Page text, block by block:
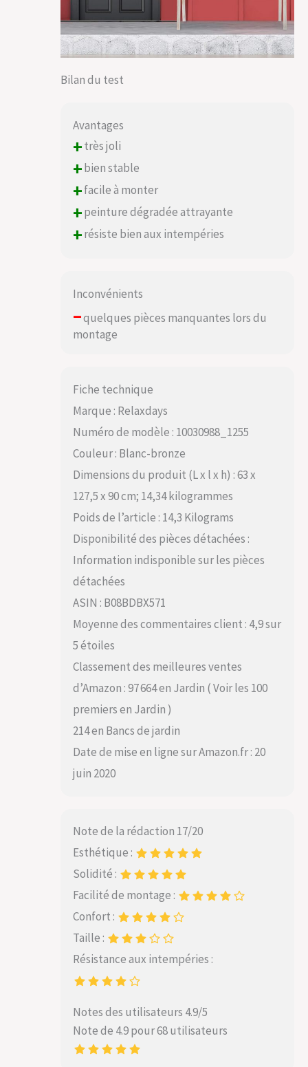
Bilan du test
Avantages
+très joli
+bien stable
+facile à monter
+peinture dégradée attrayante
+résiste bien aux intempéries
Inconvénients
–quelques pièces manquantes lors du
montage
Fiche technique
Marque : Relaxdays
Numéro de modèle : 10030988_1255
Couleur : Blanc-bronze
Dimensions du produit (L x l x h) : 63 x
127,5 x 90 cm; 14,34 kilogrammes
Poids de l’article : 14,3 Kilograms
Disponibilité des pièces détachées :
Information indisponible sur les pièces
détachées
ASIN : B08BDBX571
Moyenne des commentaires client : 4,9 sur
5 étoiles
Classement des meilleures ventes
d’Amazon : 97 664 en Jardin ( Voir les 100
premiers en Jardin )
214 en Bancs de jardin
Date de mise en ligne sur Amazon.fr : 20
juin 2020
Note de la rédaction 17/20
Esthétique :
Solidité :
Facilité de montage :
Confort :
Taille :
Résistance aux intempéries :
Notes des utilisateurs 4.9/5
Note de 4.9 pour 68 utilisateurs